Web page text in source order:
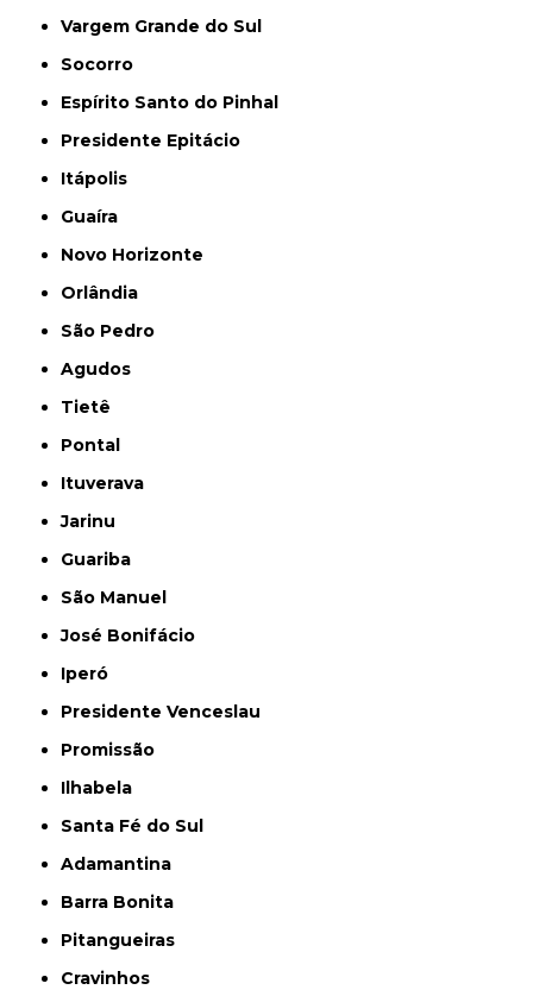
Vargem Grande do Sul
Socorro
Espírito Santo do Pinhal
Presidente Epitácio
Itápolis
Guaíra
Novo Horizonte
Orlândia
São Pedro
Agudos
Tietê
Pontal
Ituverava
Jarinu
Guariba
São Manuel
José Bonifácio
Iperó
Presidente Venceslau
Promissão
Ilhabela
Santa Fé do Sul
Adamantina
Barra Bonita
Pitangueiras
Cravinhos